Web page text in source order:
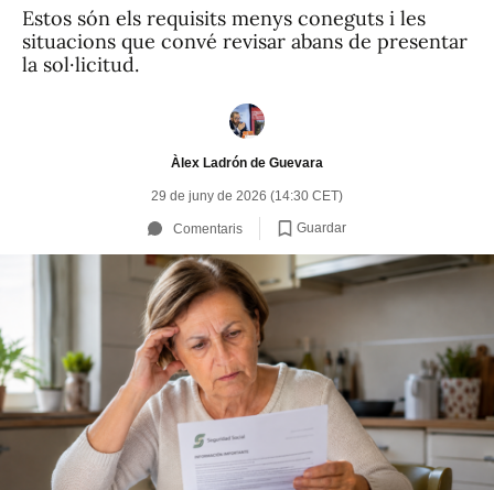
Estos són els requisits menys coneguts i les
situacions que convé revisar abans de presentar
la sol·licitud.
Àlex Ladrón de Guevara
29 de juny de 2026 (14:30 CET)
Comentaris Guardar